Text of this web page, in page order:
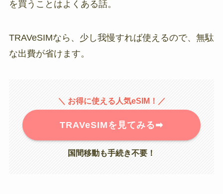
を買うことはよくある話。
TRAVeSIMなら、少し我慢すれば使えるので、無駄
な出費が省けます。
＼ お得に使える人気eSIM！／
TRAVeSIMを見てみる➡︎
国間移動も手続き不要！